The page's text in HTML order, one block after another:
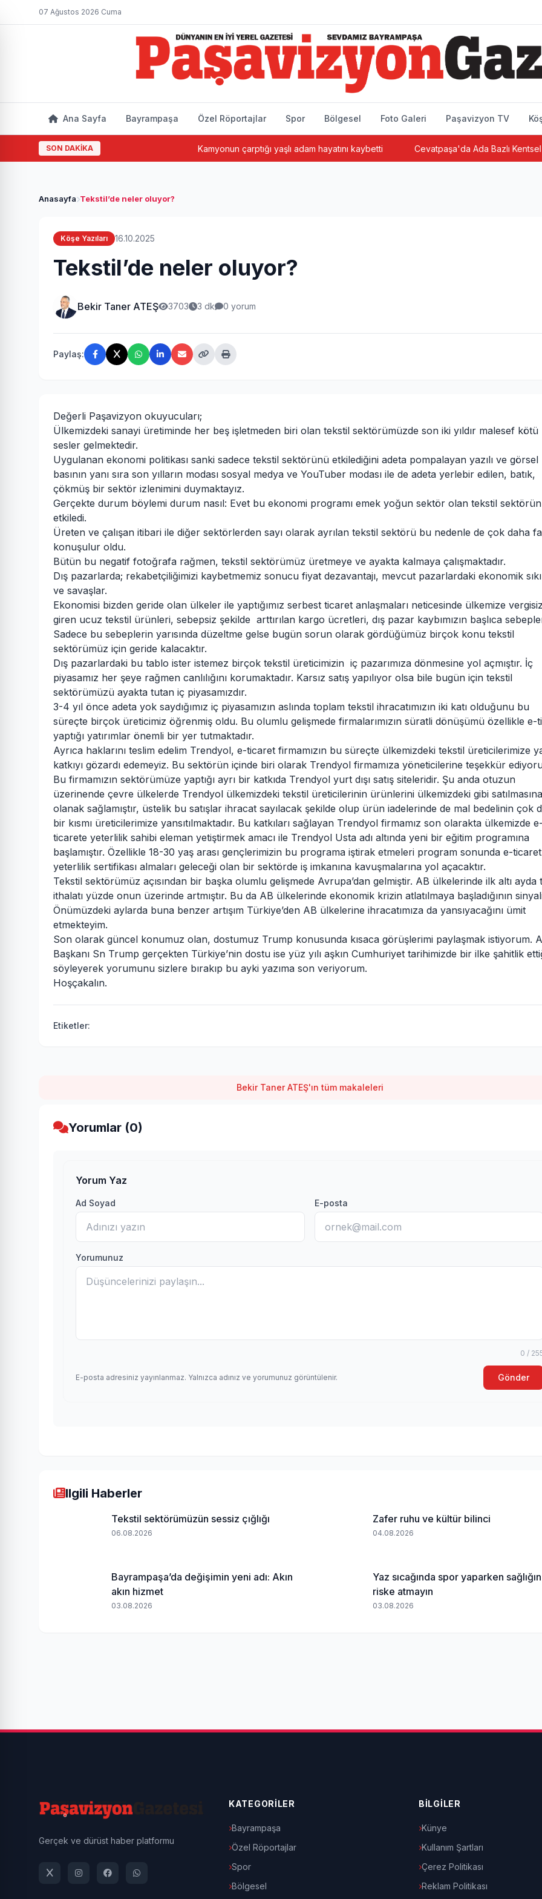
07 Ağustos 2026 Cuma
Ana Sayfa Bayrampaşa Özel Röportajlar Spor Bölgesel Foto Galeri Paşavizyon TV
SON DAKİKA Kamyonun çarptığı yaşlı adam hayatını kaybetti Cevatpaşa'da Ada Bazlı Kentsel
Anasayfa Tekstil’de neler oluyor?
Köşe Yazıları 16.10.2025
Tekstil’de neler oluyor?
Bekir Taner ATEŞ 3703 3 dk 0 yorum
Paylaş:
Değerli Paşavizyon okuyucuları;
Ülkemizdeki sanayi üretiminde her beş işletmeden biri olan tekstil sektörümüzde son iki yıldır malesef kötü
sesler gelmektedir.
Uygulanan ekonomi politikası sanki sadece tekstil sektörünü etkilediğini adeta pompalayan yazılı ve görsel
basının yanı sıra son yılların modası sosyal medya ve YouTuber modası ile de adeta yerlebir edilen, batık,
çökmüş bir sektör izlenimini duymaktayız.
Gerçekte durum böylemi durum nasıl: Evet bu ekonomi programı emek yoğun sektör olan tekstil
etkiledi.
Üreten ve çalışan itibari ile diğer sektörlerden sayı olarak ayrılan tekstil sektörü bu nedenle de çok daha
konuşulur oldu.
Bütün bu negatif fotoğrafa rağmen, tekstil sektörümüz üretmeye ve ayakta kalmaya çalışmaktadır.
Dış pazarlarda; rekabetçiliğimizi kaybetmemiz sonucu fiyat dezavantajı, mevcut pazarlardaki ekonomik
ve savaşlar.
Ekonomisi bizden geride olan ülkeler ile yaptığımız serbest ticaret anlaşmaları neticesinde ülkemize
giren ucuz tekstil ürünleri, sebepsiz şekilde arttırılan kargo ücretleri, dış pazar kaybımızın başlıca
Sadece bu sebeplerin yarısında düzeltme gelse bugün sorun olarak gördüğümüz birçok konu tekstil
sektörümüz için geride kalacaktır.
Dış pazarlardaki bu tablo ister istemez birçok tekstil üreticimizin iç pazarımıza dönmesine yol açmıştır. İç
piyasamız her şeye rağmen canlılığını korumaktadır. Karsız satış yapılıyor olsa bile bugün için tekstil
sektörümüzü ayakta tutan iç piyasamızdır.
3-4 yıl önce adeta yok saydığımız iç piyasamızın aslında toplam tekstil ihracatımızın iki katı olduğunu bu
süreçte birçok üreticimiz öğrenmiş oldu. Bu olumlu gelişmede firmalarımızın süratli dönüşümü özellikle e-
yaptığı yatırımlar önemli bir yer tutmaktadır.
Ayrıca haklarını teslim edelim Trendyol, e-ticaret firmamızın bu süreçte ülkemizdeki tekstil üreticilerimize
katkıyı gözardı edemeyiz. Bu sektörün içinde biri olarak Trendyol firmamıza yöneticilerine teşekkür
Bu firmamızın sektörümüze yaptığı ayrı bir katkıda Trendyol yurt dışı satış siteleridir. Şu anda otuzun
üzerinende çevre ülkelerde Trendyol ülkemizdeki tekstil üreticilerinin ürünlerini ülkemizdeki gibi satılmasına
olanak sağlamıştır, üstelik bu satışlar ihracat sayılacak şekilde olup ürün iadelerinde de mal bedelinin çok
bir kısmı üreticilerimize yansıtılmaktadır. Bu katkıları sağlayan Trendyol firmamız son olarakta ülkemizde
ticarete yeterlilik sahibi eleman yetiştirmek amacı ile Trendyol Usta adı altında yeni bir eğitim programına
başlamıştır. Özellikle 18-30 yaş arası gençlerimizin bu programa iştirak etmeleri program sonunda e-ticaret
yeterlilik sertifikası almaları geleceği olan bir sektörde iş imkanına kavuşmalarına yol açacaktır.
Tekstil sektörümüz açısından bir başka olumlu gelişmede Avrupa’dan gelmiştir. AB ülkelerinde ilk altı ayda
ithalatı yüzde onun üzerinde artmıştır. Bu da AB ülkelerinde ekonomik krizin atlatılmaya başladığının
Önümüzdeki aylarda buna benzer artışım Türkiye’den AB ülkelerine ihracatımıza da yansıyacağını ümit
etmekteyim.
Son olarak güncel konumuz olan, dostumuz Trump konusunda kısaca görüşlerimi paylaşmak istiyorum.
Başkanı Sn Trump gerçekten Türkiye’nin dostu ise yüz yılı aşkın Cumhuriyet tarihimizde bir ilke şahitlik
söyleyerek yorumunu sizlere bırakıp bu ayki yazıma son veriyorum.
Hoşçakalın.
Etiketler:
Bekir Taner ATEŞ'ın tüm makaleleri
Yorumlar (0)
Yorum Yaz
Ad Soyad E-posta
Yorumunuz
0 /
E-posta adresiniz yayınlanmaz. Yalnızca adınız ve yorumunuz görüntülenir. Gönder
Ilgili Haberler
Tekstil sektörümüzün sessiz çığlığı
06.08.2026
Zafer ruhu ve kültür bilinci
04.08.2026
Bayrampaşa’da değişimin yeni adı: Akın
akın hizmet
03.08.2026
Yaz sıcağında spor yaparken
riske atmayın
03.08.2026
Gerçek ve dürüst haber platformu
KATEGORİLER
Bayrampaşa
Özel Röportajlar
Spor
Bölgesel
BİLGİLER
Künye
Kullanım Şartları
Çerez Politikası
Reklam Politikası